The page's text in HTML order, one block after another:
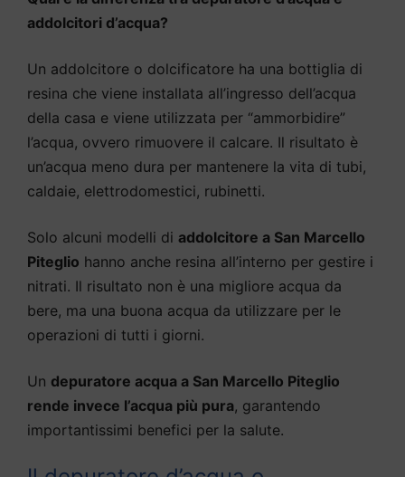
addolcitori d’acqua?
Un addolcitore o dolcificatore ha una bottiglia di
resina che viene installata all’ingresso dell’acqua
della casa e viene utilizzata per “ammorbidire”
l’acqua, ovvero rimuovere il calcare. Il risultato è
un’acqua meno dura per mantenere la vita di tubi,
caldaie, elettrodomestici, rubinetti.
Solo alcuni modelli di addolcitore a San Marcello
Piteglio hanno anche resina all’interno per gestire i
nitrati. Il risultato non è una migliore acqua da
bere, ma una buona acqua da utilizzare per le
operazioni di tutti i giorni.
Un depuratore acqua a San Marcello Piteglio
rende invece l’acqua più pura, garantendo
importantissimi benefici per la salute.